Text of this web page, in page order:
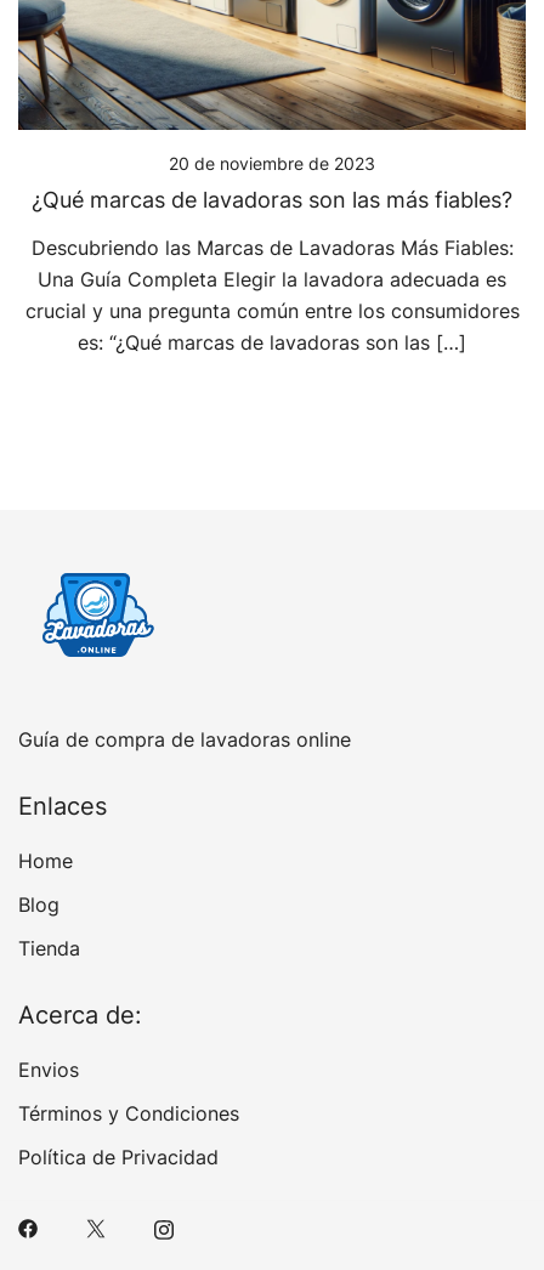
20 de noviembre de 2023
¿Qué marcas de lavadoras son las más fiables?
Descubriendo las Marcas de Lavadoras Más Fiables:
Una Guía Completa Elegir la lavadora adecuada es
crucial y una pregunta común entre los consumidores
es: “¿Qué marcas de lavadoras son las […]
Guía de compra de lavadoras online
Enlaces
Home
Blog
Tienda
Acerca de:
Envios
Términos y Condiciones
Política de Privacidad